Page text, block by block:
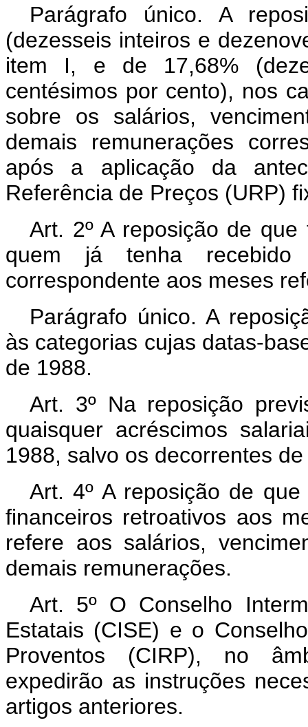
Parágrafo único. A
(dezesseis inteiros e
item I, e de 17,68%
centésimos por cento), nos
sobre os salários,
demais remunerações
após a aplicação da
Referência de Preços (URP)
Art. 2º A reposição de
quem já tenha recebido
correspondente aos meses
Parágrafo único. A
às categorias cujas datas-
de 1988.
Art. 3º Na reposição
quaisquer acréscimos
1988, salvo os decorrentes
Art. 4º A reposição de
financeiros retroativos aos
refere aos salários,
demais remunerações.
Art. 5º O Conselho
Estatais (CISE) e o
Proventos (CIRP), no
expedirão as instruções
artigos anteriores.